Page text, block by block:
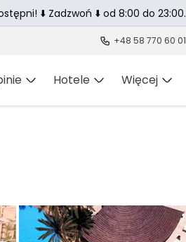
+48 58 770 60 01
Hotele Więcej
⬇️ Zadzwoń ⬇️ od 8:00 do 23:00.